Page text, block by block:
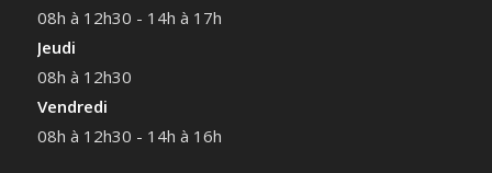
08h à 12h30 - 14h à 17h
Jeudi
08h à 12h30
Vendredi
08h à 12h30 - 14h à 16h